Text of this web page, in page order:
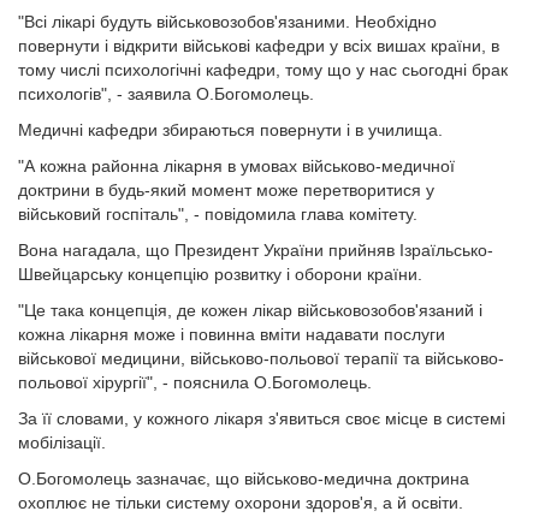
"Всі лікарі будуть військовозобов'язаними. Необхідно
повернути і відкрити військові кафедри у всіх вишах країни, в
тому числі психологічні кафедри, тому що у нас сьогодні брак
психологів", - заявила О.Богомолець.
Медичні кафедри збираються повернути і в училища.
"А кожна районна лікарня в умовах військово-медичної
доктрини в будь-який момент може перетворитися у
військовий госпіталь", - повідомила глава комітету.
Вона нагадала, що Президент України прийняв Ізраїльсько-
Швейцарську концепцію розвитку і оборони країни.
"Це така концепція, де кожен лікар військовозобов'язаний і
кожна лікарня може і повинна вміти надавати послуги
військової медицини, військово-польової терапії та військово-
польової хірургії", - пояснила О.Богомолець.
За її словами, у кожного лікаря з'явиться своє місце в системі
мобілізації.
О.Богомолець зазначає, що військово-медична доктрина
охоплює не тільки систему охорони здоров'я, а й освіти.